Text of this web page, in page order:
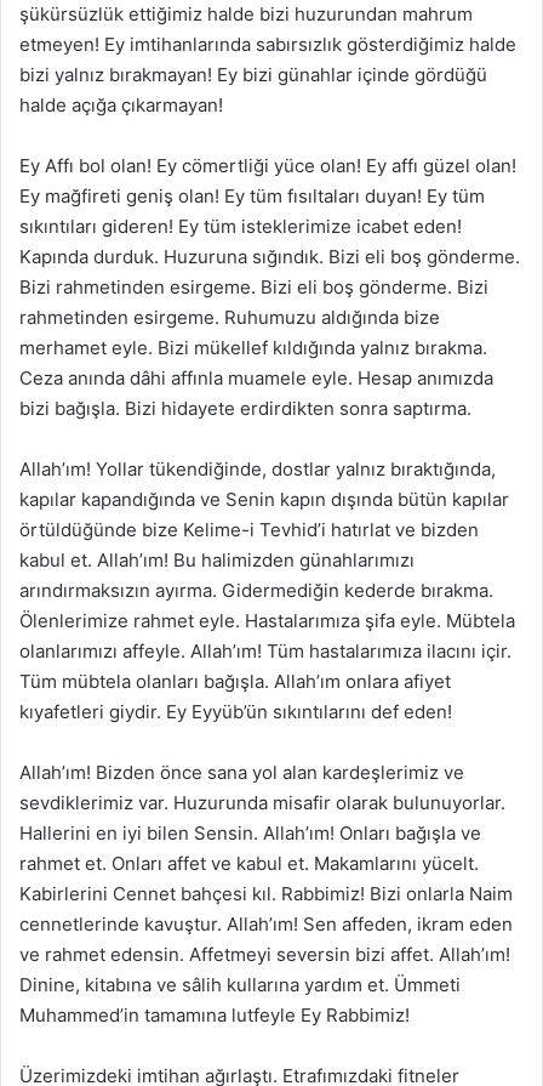
şükürsüzlük ettiğimiz halde bizi huzurundan mahrum
etmeyen! Ey imtihanlarında sabırsızlık gösterdiğimiz halde
bizi yalnız bırakmayan! Ey bizi günahlar içinde gördüğü
halde açığa çıkarmayan!
Ey Affı bol olan! Ey cömertliği yüce olan! Ey affı güzel olan!
Ey mağfireti geniş olan! Ey tüm fısıltaları duyan! Ey tüm
sıkıntıları gideren! Ey tüm isteklerimize icabet eden!
Kapında durduk. Huzuruna sığındık. Bizi eli boş gönderme.
Bizi rahmetinden esirgeme. Bizi eli boş gönderme. Bizi
rahmetinden esirgeme. Ruhumuzu aldığında bize
merhamet eyle. Bizi mükellef kıldığında yalnız bırakma.
Ceza anında dâhi affınla muamele eyle. Hesap anımızda
bizi bağışla. Bizi hidayete erdirdikten sonra saptırma.
Allah’ım! Yollar tükendiğinde, dostlar yalnız bıraktığında,
kapılar kapandığında ve Senin kapın dışında bütün kapılar
örtüldüğünde bize Kelime-i Tevhid’i hatırlat ve bizden
kabul et. Allah’ım! Bu halimizden günahlarımızı
arındırmaksızın ayırma. Gidermediğin kederde bırakma.
Ölenlerimize rahmet eyle. Hastalarımıza şifa eyle. Mübtela
olanlarımızı affeyle. Allah’ım! Tüm hastalarımıza ilacını içir.
Tüm mübtela olanları bağışla. Allah’ım onlara afiyet
kıyafetleri giydir. Ey Eyyüb’ün sıkıntılarını def eden!
Allah’ım! Bizden önce sana yol alan kardeşlerimiz ve
sevdiklerimiz var. Huzurunda misafir olarak bulunuyorlar.
Hallerini en iyi bilen Sensin. Allah’ım! Onları bağışla ve
rahmet et. Onları affet ve kabul et. Makamlarını yücelt.
Kabirlerini Cennet bahçesi kıl. Rabbimiz! Bizi onlarla Naim
cennetlerinde kavuştur. Allah’ım! Sen affeden, ikram eden
ve rahmet edensin. Affetmeyi seversin bizi affet. Allah’ım!
Dinine, kitabına ve sâlih kullarına yardım et. Ümmeti
Muhammed’in tamamına lutfeyle Ey Rabbimiz!
Üzerimizdeki imtihan ağırlaştı. Etrafımızdaki fitneler